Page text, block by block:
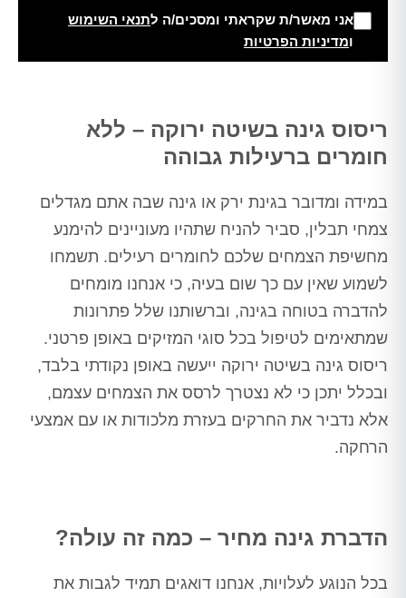
אני מאשר/ת שקראתי ומסכים/ה לתנאי השימוש
ומדיניות הפרטיות
ריסוס גינה בשיטה ירוקה – ללא
חומרים ברעילות גבוהה
במידה ומדובר בגינת ירק או גינה שבה אתם מגדלים
צמחי תבלין, סביר להניח שתהיו מעוניינים להימנע
מחשיפת הצמחים שלכם לחומרים רעילים. תשמחו
לשמוע שאין עם כך שום בעיה, כי אנחנו מומחים
להדברה בטוחה בגינה, וברשותנו שלל פתרונות
שמתאימים לטיפול בכל סוגי המזיקים באופן פרטני.
ריסוס גינה בשיטה ירוקה ייעשה באופן נקודתי בלבד,
ובכלל יתכן כי לא נצטרך לרסס את הצמחים עצמם,
אלא נדביר את החרקים בעזרת מלכודות או עם אמצעי
הרחקה.
הדברת גינה מחיר – כמה זה עולה?
בכל הנוגע לעלויות, אנחנו דואגים תמיד לגבות את